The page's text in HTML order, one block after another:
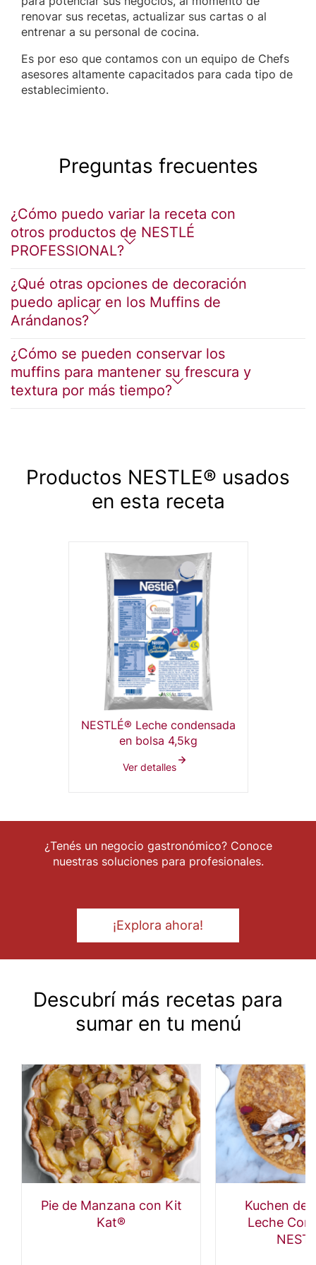
renovar sus recetas, actualizar sus cartas o al
entrenar a su personal de cocina.
Es por eso que contamos con un equipo de Chefs
asesores altamente capacitados para cada tipo de
establecimiento.
Preguntas frecuentes
¿Cómo puedo variar la receta con
otros productos de NESTLÉ
PROFESSIONAL?
¿Qué otras opciones de decoración
puedo aplicar en los Muffins de
Arándanos?
¿Cómo se pueden conservar los
muffins para mantener su frescura y
textura por más tiempo?
Productos NESTLE® usados
en esta receta
NESTLÉ® Leche condensada
en bolsa 4,5kg
Ver detalles
¿Tenés un negocio gastronómico? Conoce
nuestras soluciones para profesionales.
¡Explora ahora!
Descubrí más recetas para
sumar en tu menú
Pie de Manzana con Kit
Kat®
Kuchen de
Leche